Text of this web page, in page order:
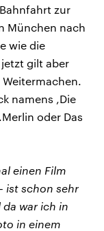
zur
München nach
wie die
gilt aber
namens ,Die
oder Das
einen Film
ist schon sehr
war ich in
in einem